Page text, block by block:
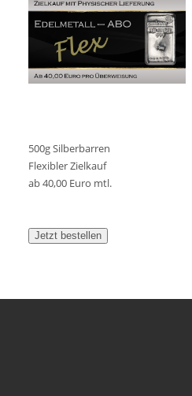
500g Silberbarren
Flexibler Zielkauf
ab 40,00 Euro mtl.
Jetzt bestellen